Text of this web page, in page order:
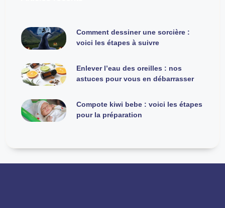
Comment dessiner une sorcière :
voici les étapes à suivre
Enlever l’eau des oreilles : nos
astuces pour vous en débarrasser
Compote kiwi bebe : voici les étapes
pour la préparation